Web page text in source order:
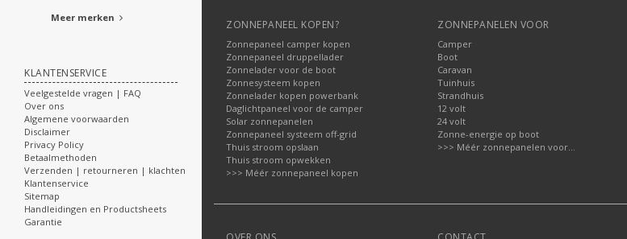
Meer merken
KLANTENSERVICE
Veelgestelde vragen | FAQ
Over ons
Algemene voorwaarden
Disclaimer
Privacy Policy
Betaalmethoden
Verzenden | retourneren | klachten
Klantenservice
Sitemap
Handleidingen en Productsheets
Garantie
ZONNEPANEEL KOPEN?
Zonnepaneel camper kopen
Zonnepaneel druppellader
Zonnelader voor de boot
Zonnesysteem kopen
Zonnelader kopen powerbank
Daglichtpaneel voor de camper
Solar zonnepanelen
Zonnepaneel systeem off-grid
Thuis stroom opslaan
Thuis stroom opwekken
>>> Méér zonnepaneel kopen
ZONNEPANELEN VOOR
Camper
Boot
Caravan
Tuinhuis
Strandhuis
12 volt
24 volt
Zonne-energie op boot
>>> Méér zonnepanelen voor...